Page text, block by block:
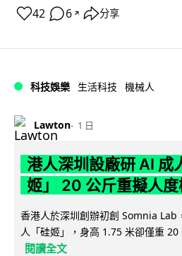
42 6 ↗ 分享
科技娛樂 生活科技 機械人
Lawton 1 日
港人深圳設廠研 AI 成
姬」 20 公斤重擬人度
香港人於深圳創辦初創 Somnia Lab
人「硅姬」，身高 1.75 米卻僅重
閱讀全文